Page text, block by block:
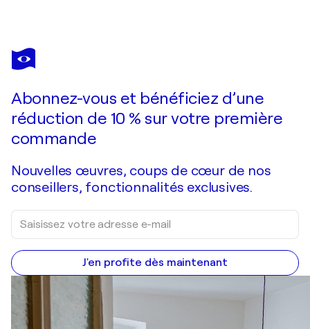
ANAN THATHAMMA
Saraswati
Abonnez-vous et bénéficiez d’une
réduction de 10 % sur votre première
commande
Nouvelles œuvres, coups de cœur de nos
conseillers, fonctionnalités exclusives.
J'en profite dès maintenant